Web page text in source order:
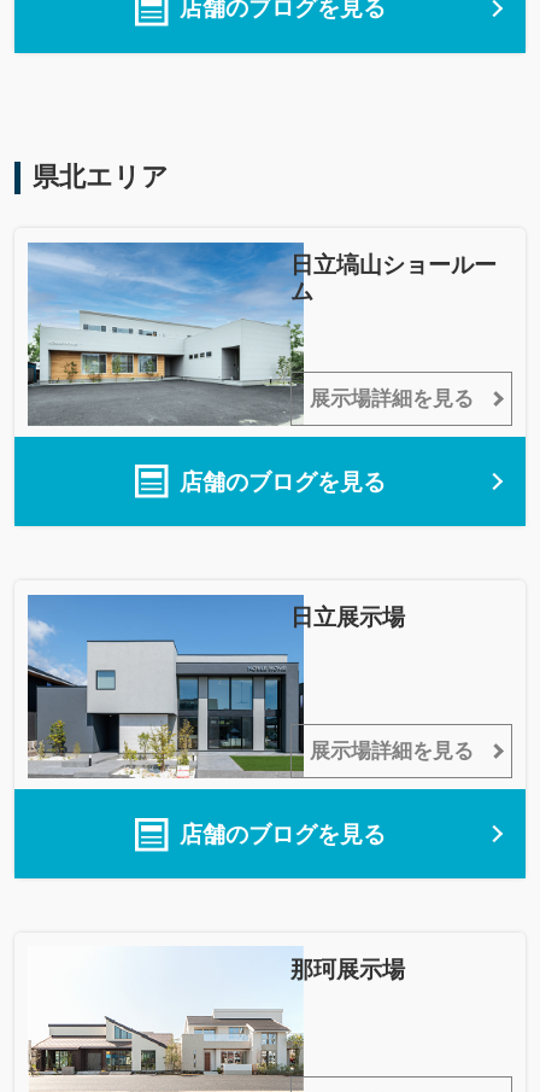
店舗のブログを見る
県北エリア
日立塙山ショールー
ム
展示場詳細を見る
店舗のブログを見る
日立展示場
展示場詳細を見る
店舗のブログを見る
那珂展示場